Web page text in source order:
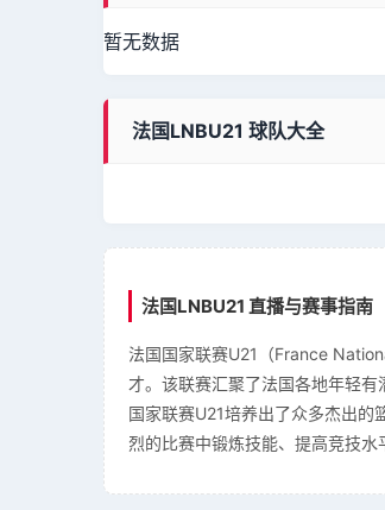
暂无数据
法国LNBU21 球队大全
法国LNBU21 直播与赛事指南
法国国家联赛U21（France
才。该联赛汇聚了法国各地年轻
国家联赛U21培养出了众多杰出的
烈的比赛中锻炼技能、提高竞技水